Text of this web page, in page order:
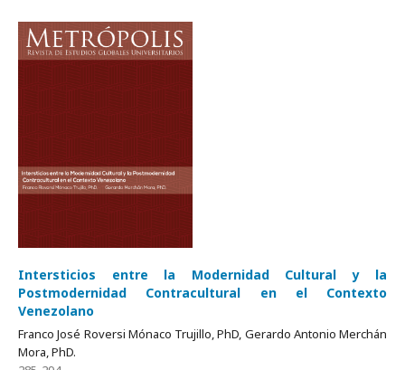
Intersticios entre la Modernidad Cultural y la
Postmodernidad Contracultural en el Contexto
Venezolano
Franco José Roversi Mónaco Trujillo, PhD, Gerardo Antonio Merchán
Mora, PhD.